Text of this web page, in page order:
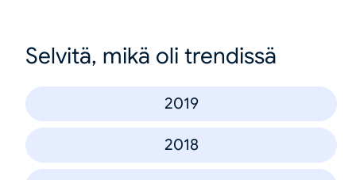
Selvitä, mikä oli trendissä
2019
2018